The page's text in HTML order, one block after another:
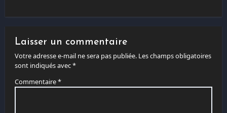
Laisser un commentaire
Votre adresse e-mail ne sera pas publiée. Les champs obligatoires
sont indiqués avec*
Commentaire*